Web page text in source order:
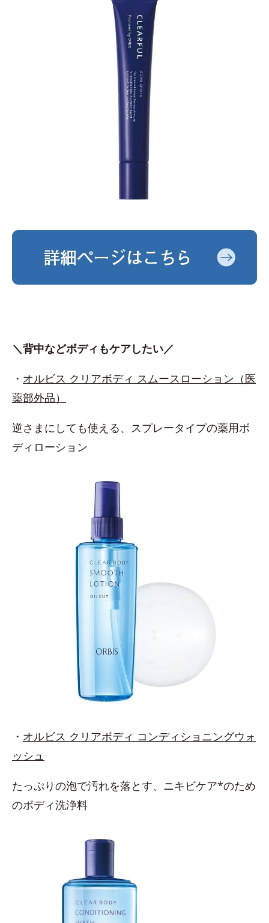
＼背中などボディもケアしたい／
・ オルビス クリアボディ スムースローション（医
薬部外品）
逆さまにしても使える、スプレータイプの薬用ボ
ディローション
・ オルビス クリアボディ コンディショニングウォ
ッシュ
たっぷりの泡で汚れを落とす、ニキビケア*のため
のボディ洗浄料